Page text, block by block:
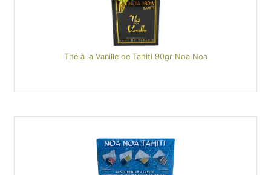
Thé à la Vanille de Tahiti 90gr Noa Noa